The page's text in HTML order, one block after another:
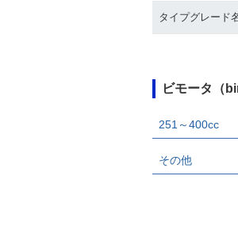
タイプグレード
ビモータ（
251～400cc
その他